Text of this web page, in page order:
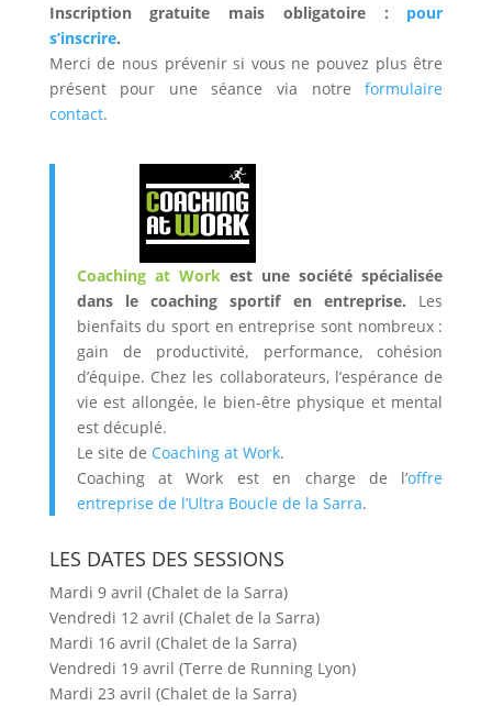
Inscription gratuite mais obligatoire : pour
s’inscrire.
Merci de nous prévenir si vous ne pouvez plus être
présent pour une séance via notreformulaire
contact.
Coaching at Workest une société spécialisée
dans le coaching sportif en entreprise. Les
bienfaits du sport en entreprise sont nombreux :
gain de productivité, performance, cohésion
d’équipe. Chez les collaborateurs, l’espérance de
vie est allongée, le bien-être physique et mental
est décuplé.
Le site de Coaching at Work.
Coaching at Work est en charge de l’offre
entreprise de l’Ultra Boucle de la Sarra.
LES DATES DES SESSIONS
Mardi 9 avril (Chalet de la Sarra)
Vendredi 12 avril (Chalet de la Sarra)
Mardi 16 avril (Chalet de la Sarra)
Vendredi 19 avril (Terre de Running Lyon)
Mardi 23 avril (Chalet de la Sarra)